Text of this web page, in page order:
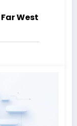
West